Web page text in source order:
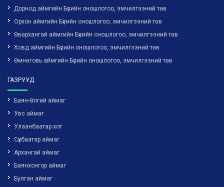
Дорнод аймгийн Бүсийн оношлогоо, эмчилгээний төв
Орхон аймгийн Бүсийн оношлогоо, эмчилгээний төв
Өвөрхангай аймгийн Бүсийн оношлогоо, эмчилгээний төв
Ховд аймгийн Бүсийн оношлогоо, эмчилгээний төв
Өмнөговь аймгийн Бүсийн оношлогоо, эмчилгээний төв
ГАЗРУУД
Баян-Өлгий аймаг
Увс аймаг
Улаанбаатар хот
Сүхбаатар аймаг
Архангай аймаг
Баянхонгор аймаг
Булган аймаг